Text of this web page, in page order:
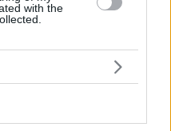
with the